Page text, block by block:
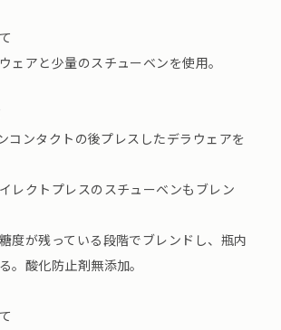
ェアと少量のスチューベンを使用。
コンタクトの後プレスしたデラウェアを
レクトプレスのスチューベンもブレン
度が残っている段階でブレンドし、瓶内
。酸化防止剤無添加。